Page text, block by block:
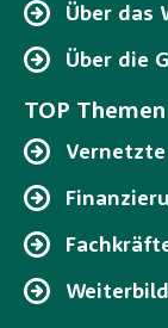
Über das
Über die
TOP Themen
Vernetzte